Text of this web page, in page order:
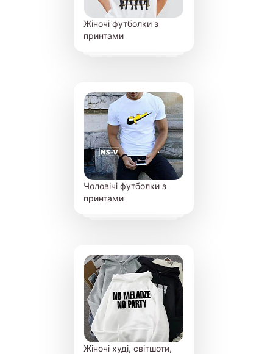
Жіночі футболки з
принтами
Чоловічі футболки з
принтами
Жіночі худі, світшоти,